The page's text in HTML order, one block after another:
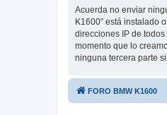
Acuerda no enviar
K1600” está instalado
direcciones IP de
momento que lo
ninguna tercera parte
FORO BMW K1600